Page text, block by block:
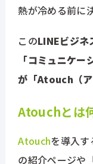
熱が冷める前に
このLINEビジネ
「コミュニケ
が「Atouch（ア
Atouchとは
Atouchを導入
の紹介ページや